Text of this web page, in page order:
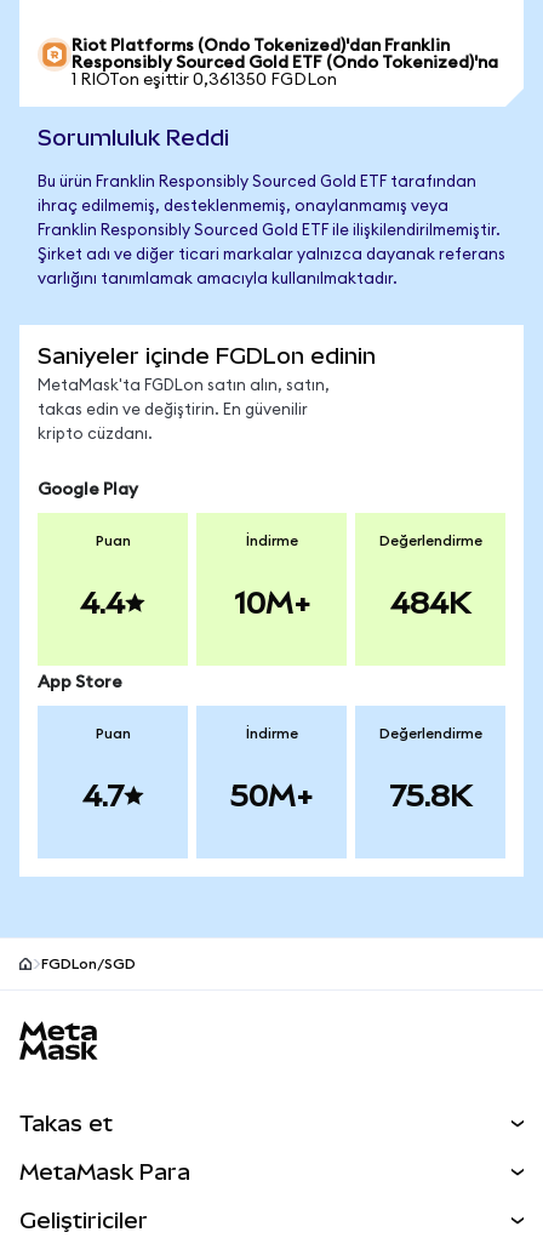
Riot Platforms (Ondo Tokenized)'dan Franklin
Responsibly Sourced Gold ETF (Ondo Tokenized)'na
1 RIOTon eşittir 0,361350 FGDLon
Sorumluluk Reddi
Bu ürün Franklin Responsibly Sourced Gold ETF tarafından
ihraç edilmemiş, desteklenmemiş, onaylanmamış veya
Franklin Responsibly Sourced Gold ETF ile ilişkilendirilmemiştir.
Şirket adı ve diğer ticari markalar yalnızca dayanak referans
varlığını tanımlamak amacıyla kullanılmaktadır.
Saniyeler içinde FGDLon edinin
MetaMask'ta FGDLon satın alın, satın,
takas edin ve değiştirin. En güvenilir
kripto cüzdanı.
Google Play
Puan
4.4
İndirme
10M+
Değerlendirme
484K
App Store
Puan
4.7
İndirme
50M+
Değerlendirme
75.8K
FGDLon/SGD
Takas et
MetaMask Para
Geliştiriciler